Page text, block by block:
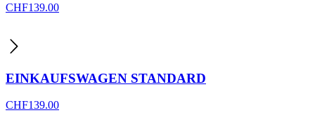
CHF139.00
EINKAUFSWAGEN STANDARD
CHF139.00